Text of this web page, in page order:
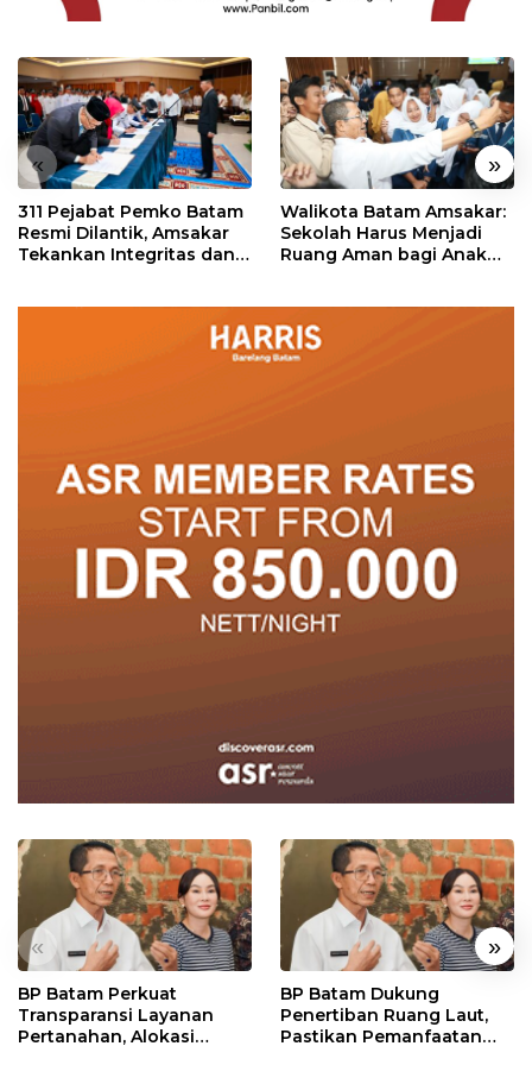
« »
311 Pejabat Pemko Batam
Resmi Dilantik, Amsakar
Tekankan Integritas dan
Walikota Batam Amsakar:
Sekolah Harus Menjadi
Ruang Aman bagi Anak
« »
BP Batam Perkuat
Transparansi Layanan
Pertanahan, Alokasi
BP Batam Dukung
Penertiban Ruang Laut,
Pastikan Pemanfaatan